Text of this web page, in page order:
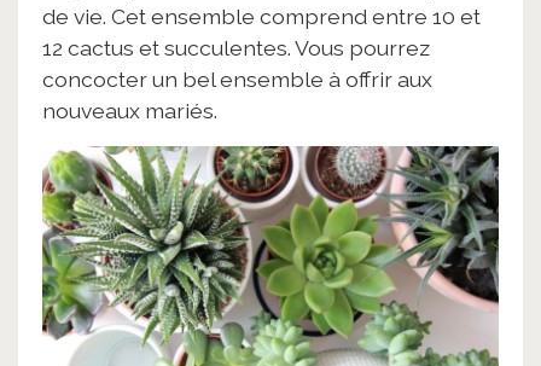
de vie. Cet ensemble comprend entre 10 et
12 cactus et succulentes. Vous pourrez
concocter un bel ensemble à offrir aux
nouveaux mariés.